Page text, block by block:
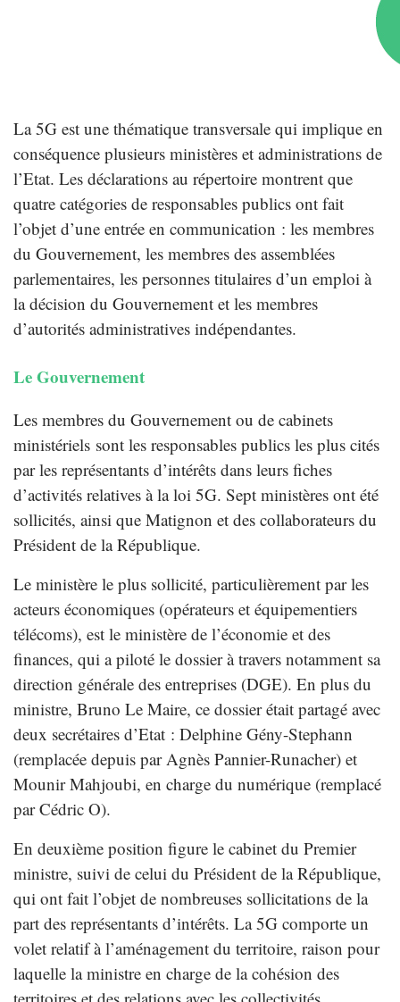
La 5G est une thématique transversale qui implique en
conséquence plusieurs ministères et administrations de
l’Etat. Les déclarations au répertoire montrent que
quatre catégories de responsables publics ont fait
l’objet d’une entrée en communication : les membres
du Gouvernement, les membres des assemblées
parlementaires, les personnes titulaires d’un emploi à
la décision du Gouvernement et les membres
d’autorités administratives indépendantes.
Le Gouvernement
Les membres du Gouvernement ou de cabinets
ministériels sont les responsables publics les plus cités
par les représentants d’intérêts dans leurs fiches
d’activités relatives à la loi 5G. Sept ministères ont été
sollicités, ainsi que Matignon et des collaborateurs du
Président de la République.
Le ministère le plus sollicité, particulièrement par les
acteurs économiques (opérateurs et équipementiers
télécoms), est le ministère de l’économie et des
finances, qui a piloté le dossier à travers notamment sa
direction générale des entreprises (DGE). En plus du
ministre, Bruno Le Maire, ce dossier était partagé avec
deux secrétaires d’Etat : Delphine Gény-Stephann
(remplacée depuis par Agnès Pannier-Runacher) et
Mounir Mahjoubi, en charge du numérique (remplacé
par Cédric O).
En deuxième position figure le cabinet du Premier
ministre, suivi de celui du Président de la République,
qui ont fait l’objet de nombreuses sollicitations de la
part des représentants d’intérêts. La 5G comporte un
volet relatif à l’aménagement du territoire, raison pour
laquelle la ministre en charge de la cohésion des